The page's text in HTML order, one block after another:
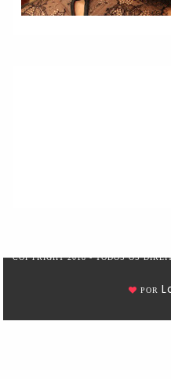
COPYRIGHT 2018 - TODOS OS
POR